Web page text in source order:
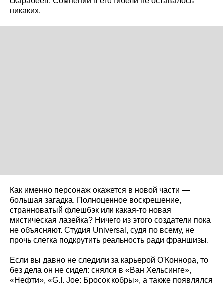
никаких.
Как именно персонаж окажется в новой части —
большая загадка. Полноценное воскрешение,
странноватый флешбэк или какая-то новая
мистическая лазейка? Ничего из этого создатели пока
не объясняют. Студия Universal, судя по всему, не
прочь слегка подкрутить реальность ради франшизы.
Если вы давно не следили за карьерой О'Коннора, то
без дела он не сидел: снялся в «Ван Хельсинге»,
«Нефти», «G.I. Joe: Бросок кобры», а также появлялся